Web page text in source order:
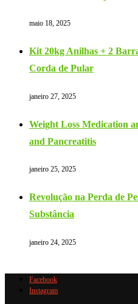
maio 18, 2025
Kit 20kg Anilhas + 2
Corda de Pular
janeiro 27, 2025
Weight Loss Medication
and Pancreatitis
janeiro 25, 2025
Revolução na Perda de
Substância
janeiro 24, 2025
Facebook
Instagram